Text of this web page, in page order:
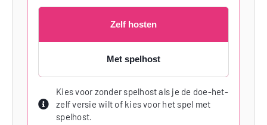
Zelf hosten
Met spelhost
Kies voor zonder spelhost als je de doe-het-
zelf versie wilt of kies voor het spel met
spelhost.